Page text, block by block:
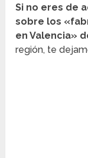
Si no eres de
sobre los
en Valencia»
región, te